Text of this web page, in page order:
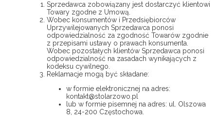
Sprzedawca zobowiązany jest dostarczyć klientowi
Towary zgodne z Umową.
Wobec konsumentów i Przedsiębiorców
Uprzywilejowanych Sprzedawca ponosi
odpowiedzialność za zgodność Towarów zgodnie
z przepisami ustawy o prawach konsumenta.
Wobec pozostałych klientów Sprzedawca ponosi
odpowiedzialność na zasadach wynikających z
kodeksu cywilnego.
Reklamacje mogą być składane:
w formie elektronicznej na adres:
kontakt@stolarzowo.pl
lub w formie pisemnej na adres: ul. Olszowa
8, 24-200 Częstochowa.